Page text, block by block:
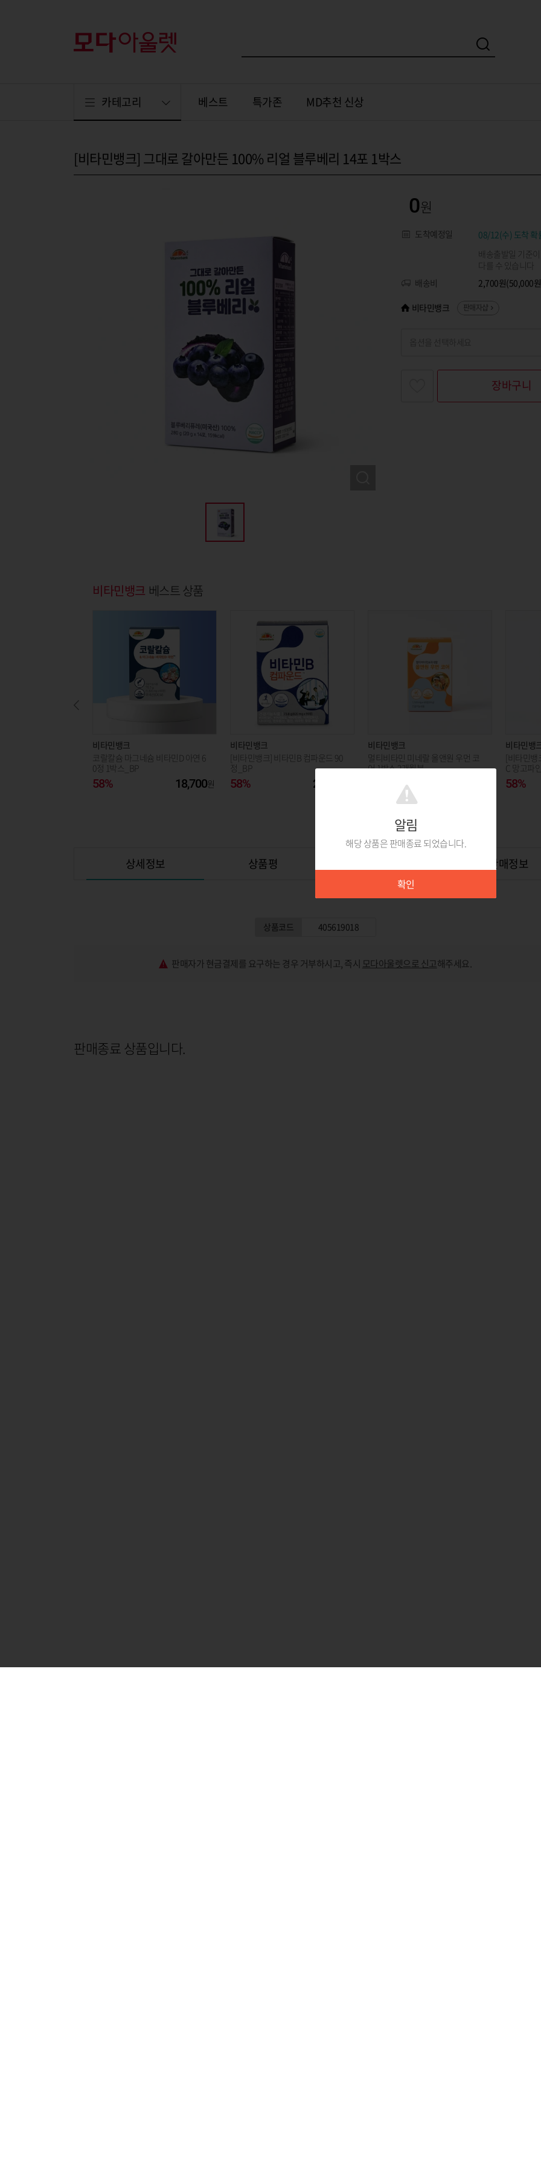
카테고리 베스트 특가존 MD추천 신상
[비타민뱅크] 그대로 갈아만든 100% 리얼 블루베리 14포 1박스
0
도착예정일
08/12(수) 도착 확
배송출발일 기준
다를 수 있습니다
배송비
2,700원(50,000
비타민뱅크 판매자샵
찾고싶은 옵션명을 입력해 주세요
장바구니
비타민뱅크 베스트 상품
비타민뱅크
코랄칼슘 마그네슘 비타민D 아연 6
0정 1박스_BP
58% 18,700
비타민뱅크
[비타민뱅크] 비타민B 컴파운드 90
정_BP
58% 25,500
비타민뱅크
멀티비타민 미네랄 올앤원 우먼 코
어 1박스 2개월분
비타민뱅
[비타민
C 망고파
58%
상세정보 상품평 위탁판매정보
상품코드 405619018
판매자가 현금결제를 요구하는 경우 거부하시고, 즉시 모다아울렛으로 신고해주세요.
알림
해당 상품은 판매종료 되었습니다.
확인